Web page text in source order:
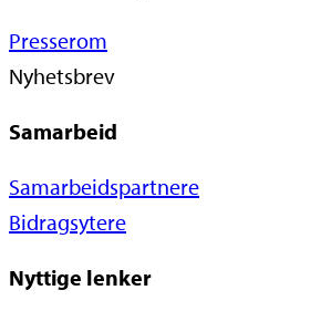
Presserom
Nyhetsbrev
Samarbeid
Samarbeidspartnere
Bidragsytere
Nyttige lenker